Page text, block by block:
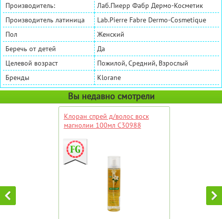
Производитель:
Лаб.Пиерр Фабр Дермо-Косметик
Производитель латиница
Lab.Pierre Fabre Dermo-Cosmetique
Пол
Женский
Беречь от детей
Да
Целевой возраст
Пожилой, Средний, Взрослый
Бренды
Klorane
Вы недавно смотрели
Клоран спрей д/волос воск
магнолии 100мл С30988